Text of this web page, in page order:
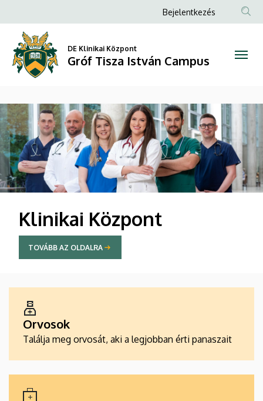
Tisza
István
Campus
Anonim
menüje
Bejelentkezés
DE Klinikai Központ
Gróf Tisza István Campus
Klinikai Központ
TOVÁBB AZ OLDALRA
Orvosok
Találja meg orvosát, aki a legjobban érti panaszait